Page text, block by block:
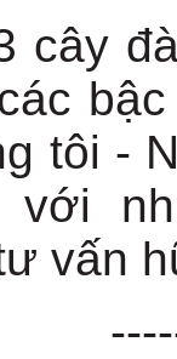
cây
tôi -
với
vấn